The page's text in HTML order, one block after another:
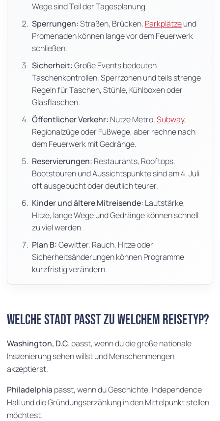
Wege sind Teil der Tagesplanung.
Sperrungen:Straßen, Brücken, Parkplätzeund
Promenaden können lange vor dem Feuerwerk
schließen.
Sicherheit:Große Events bedeuten
Taschenkontrollen, Sperrzonen und teils strenge
Regeln für Taschen, Stühle, Kühlboxen oder
Glasflaschen.
Öffentlicher Verkehr: Nutze Metro,Subway,
Regionalzüge oder Fußwege, aber rechne nach
dem Feuerwerk mit Gedränge.
Reservierungen: Restaurants, Rooftops,
Bootstouren und Aussichtspunkte sind am 4. Juli
oft ausgebucht oder deutlich teurer.
Kinder und ältere Mitreisende: Lautstärke,
Hitze, lange Wege und Gedränge können schnell
zu viel werden.
Plan B:Gewitter, Rauch, Hitze oder
Sicherheitsänderungen können Programme
kurzfristig verändern.
Welche Stadt passt zu welchem Reisetyp?
Washington, D.C. passt, wenn du die große nationale
Inszenierung sehen willst und Menschenmengen
akzeptierst.
Philadelphia passt, wenn du Geschichte, Independence
Hall und die Gründungserzählung in den Mittelpunkt stellen
möchtest.